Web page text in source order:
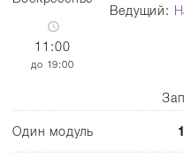
11:00
19:00
Ведущий:
Один модуль